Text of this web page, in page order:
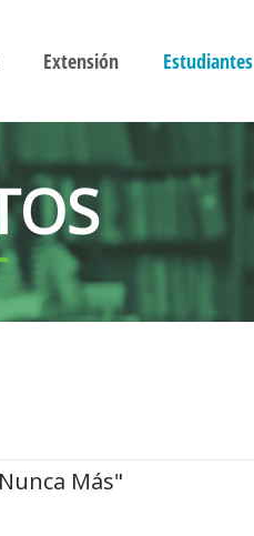
Extensión Estudiantes
Más"